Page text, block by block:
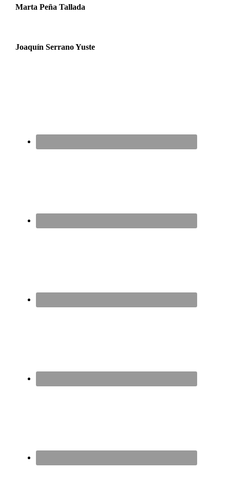
Marta Peña Tallada
Joaquín Serrano Yuste